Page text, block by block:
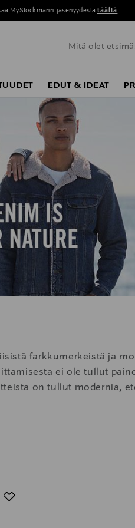
MyStockmann-jäsenyydestä täältä
EDUT & IDEAT
farkkumerkeistä ja
ei ole tullut
on tullut modernia,